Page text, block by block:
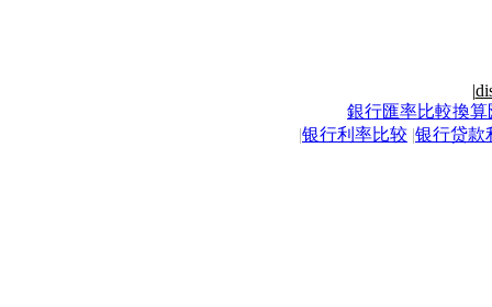
|
銀行匯率比較換算
|银行利率比较 |银行贷款